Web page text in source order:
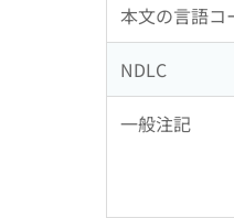
本文の言語コ
NDLC
一般注記